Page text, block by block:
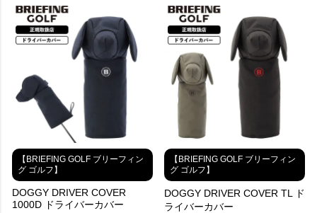
【BRIEFING GOLF ブリーフィン
グ ゴルフ】
DOGGY DRIVER COVER
1000D ドライバーカバー
【BRIEFING GOLF ブリーフィン
グ ゴルフ】
DOGGY DRIVER COVER TL ド
ライバーカバー